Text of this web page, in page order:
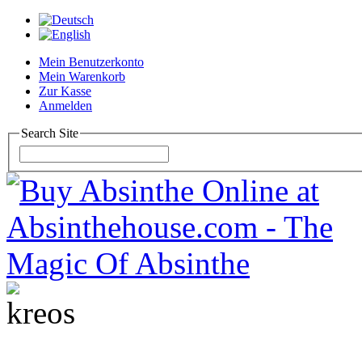
Mein Benutzerkonto
Mein Warenkorb
Zur Kasse
Anmelden
Search Site